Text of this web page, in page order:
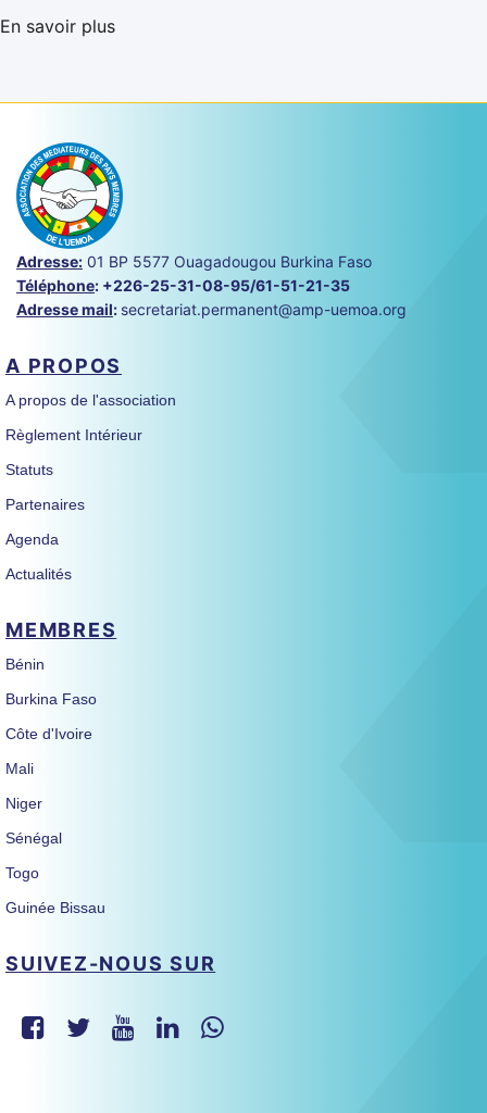
En savoir plus
Adresse: 01 BP 5577 Ouagadougou Burkina Faso
Téléphone: +226-25-31-08-95/61-51-21-35
Adresse mail: secretariat.permanent@amp-uemoa.org
A PROPOS
A propos de l'association
Règlement Intérieur
Statuts
Partenaires
Agenda
Actualités
MEMBRES
Bénin
Burkina Faso
Côte d'Ivoire
Mali
Niger
Sénégal
Togo
Guinée Bissau
SUIVEZ-NOUS SUR